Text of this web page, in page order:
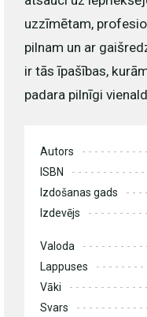
uzzīmētam,
pilnam un ar
ir tās īpašības,
padara pilnīgi
Autors
ISBN
Izdošanas gads
Izdevējs
Valoda
Lappuses
Vāki
Svars